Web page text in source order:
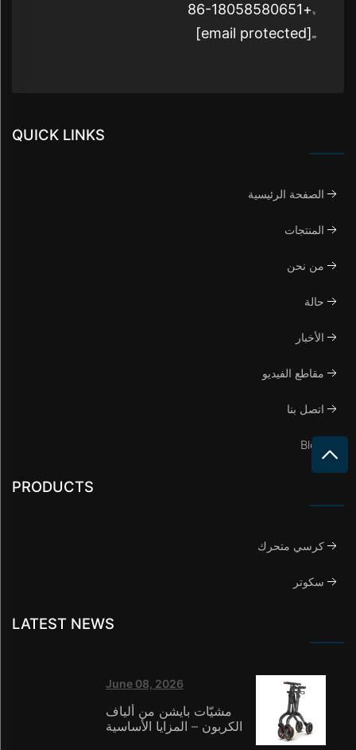
+86-18058580651
[email protected]
QUICK LINKS
الصفحة الرئيسية
المنتجات
من نحن
حالة
الأخبار
مقاطع الفيديو
اتصل بنا
Blog
PRODUCTS
كرسي متحرك
سكوتر
LATEST NEWS
June 08, 2026
مشيّات بايشن من ألياف
الكربون – المزايا الأساسية